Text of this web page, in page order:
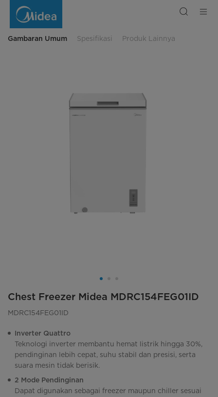
Gambaran Umum Spesifikasi Produk Lainnya
Chest Freezer Midea MDRC154FEG01ID
MDRC154FEG01ID
Inverter Quattro
Teknologi inverter membantu hemat listrik hingga 30%,
pendinginan lebih cepat, suhu stabil dan presisi, serta
suara mesin tidak berisik.
2 Mode Pendinginan
Dapat digunakan sebagai freezer maupun chiller sesuai